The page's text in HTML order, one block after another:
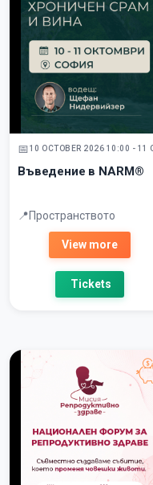
10 OCTOBER 2026 10:00 - 11
Въведение в NARM®
Пространството
View more
Tickets